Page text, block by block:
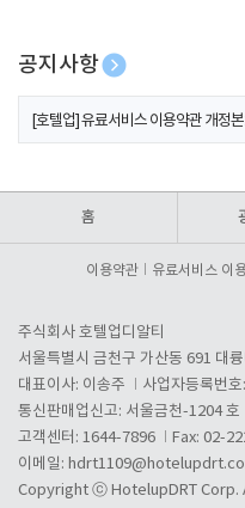
공지사항
[호텔업] 개인정보 처리방침 개정본1
[호텔업] 유료서비스 이용약관 개정본
홈
이용약관 유료서비스 이
주식회사 호텔업디알티
서울특별시 금천구 가산동 691 대
대표이사: 이송주
사업자등록번
통신판매업신고: 서울금천-1204 호
고객센터: 1644-7896
Fax: 02-
이메일:
Copyright ⓒ HotelupDRT Corp.